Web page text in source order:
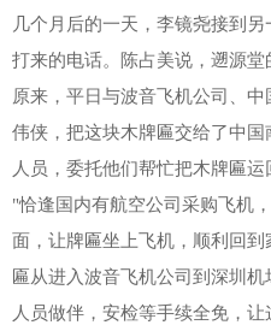
几个月后的一天，李镜尧接到
打来的电话。陈占美说，遡源堂
原来，平日与波音飞机公司、
伟侠，把这块木牌匾交给了中
人员，委托他们帮忙把木牌匾运
"恰逢国内有航空公司采购飞机
面，让牌匾坐上飞机，顺利回
匾从进入波音飞机公司到深圳
人员做伴，安检等手续全免，